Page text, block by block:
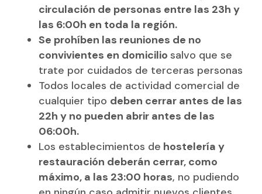
circulación de personas entre las 23h y
las 6:00h en toda la región.
Se prohíben las reuniones de no
convivientes en domicilio salvo que se
trate por cuidados de terceras personas
Todos locales de actividad comercial de
cualquier tipo deben cerrar antes de las
22h y no pueden abrir antes de las
06:00h.
Los establecimientos de hostelería y
restauración deberán cerrar, como
máximo, a las 23:00 horas, no pudiendo